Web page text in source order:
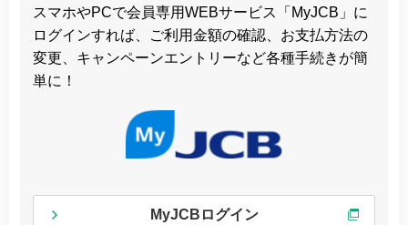
スマホやPCで会員専用WEBサービス「MyJCB」に
ログインすれば、
ご利用金額の確認、お支払方法の
変更、キャンペーンエントリーなど各種手続きが簡
単に！
MyJCBログイン